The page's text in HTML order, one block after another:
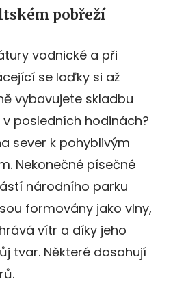
pobřeží
vodnické a při
se loďky si až
vybavujete skladbu
posledních hodinách?
sever k pohyblivým
Nekonečné písečné
národního parku
formovány jako vlny,
vítr a díky jeho
tvar. Některé dosahují